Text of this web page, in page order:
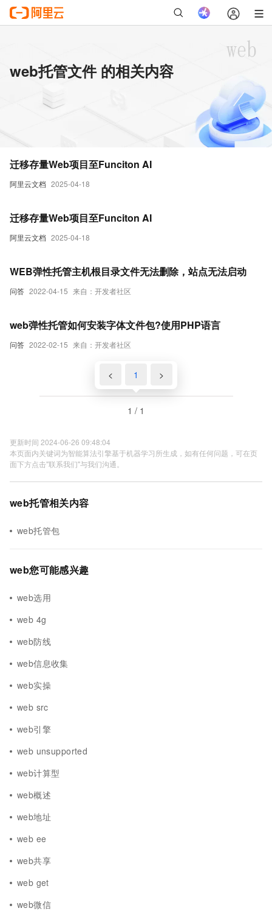
web托管文件 的相关内容
阿里云文档 2025-04-18
迁移存量Web项目至Funciton AI
阿里云文档 2025-04-18
迁移存量Web项目至Funciton AI
问答 2022-04-15 来自：开发者社区
WEB弹性托管主机根目录文件无法删除，站点无法启动
问答 2022-02-15 来自：开发者社区
web弹性托管如何安装字体文件包?使用PHP语言
< 1 >
1 / 1
更新时间 2024-06-26 09:48:04
本页面内关键词为智能算法引擎基于机器学习所生成，如有任何问题，可在页
面下方点击"联系我们"与我们沟通。
web托管相关内容
web托管包
web您可能感兴趣
web选用
web 4g
web防线
web信息收集
web实操
web src
web引擎
web unsupported
web计算型
web概述
web地址
web ee
web共享
web get
web微信